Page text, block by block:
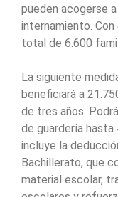
pueden acogerse
internamiento.
total de 6.600
La siguiente
beneficiará a
de tres años.
de guardería hasta
incluye la
Bachillerato, que
material escolar,